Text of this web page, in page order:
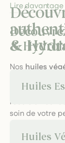
&
Nos huiles
recèle un
soin de votre
Lire davantage
&
Huiles
Huiles